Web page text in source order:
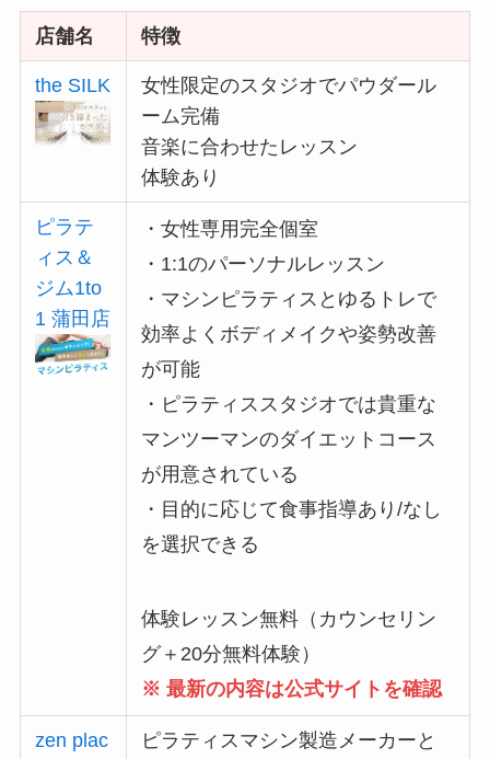
店舗名 特徴
the SILK
女性限定のスタジオでパウダール
ーム完備
音楽に合わせたレッスン
体験あり
ピラテ
ィス＆
ジム1to
1 蒲田店
・女性専用完全個室
・1:1のパーソナルレッスン
・マシンピラティスとゆるトレで
効率よくボディメイクや姿勢改善
が可能
・ピラティススタジオでは貴重な
マンツーマンのダイエットコース
が用意されている
・目的に応じて食事指導あり/なし
を選択できる
体験レッスン無料（カウンセリン
グ＋20分無料体験）
※ 最新の内容は公式サイトを確認
zen plac
ピラティスマシン製造メーカーと